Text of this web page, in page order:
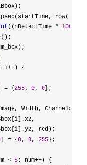
now());
)(nDetectTime * 1000
i++) {
= {255, 0, 0};
Width, Channels,
red);
] = {0, 0, 255};
< 5; num++) {